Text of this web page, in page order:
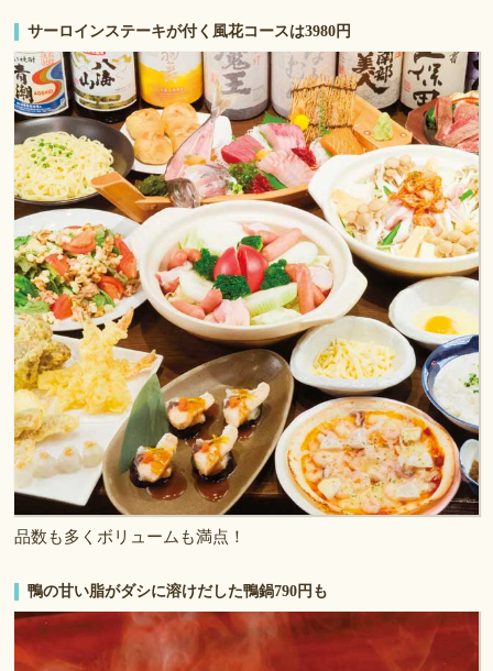
サーロインステーキが付く風花コースは3980円
品数も多くボリュームも満点！
鴨の甘い脂がダシに溶けだした鴨鍋790円も